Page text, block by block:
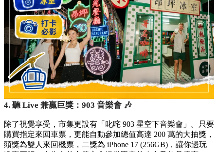
4. 聽 Live 兼贏巨獎：903 音樂會 🎶
除了視覺享受，市集更設有「叱咤 903 星空下音樂會」。只要
購買指定來回車票，更能自動參加總值高達 200 萬的大抽獎，
頭獎為雙人來回機票，二獎為 iPhone 17 (256GB)，讓你邊玩